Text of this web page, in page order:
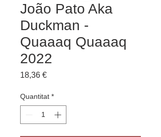
João Pato Aka
Duckman -
Quaaaq Quaaaq
2022
18,36 €Price
Quantitat *